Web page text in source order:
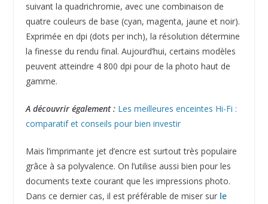
suivant la quadrichromie, avec une combinaison de
quatre couleurs de base (cyan, magenta, jaune et noir).
Exprimée en dpi (dots per inch), la résolution détermine
la finesse du rendu final. Aujourd’hui, certains modèles
peuvent atteindre 4 800 dpi pour de la photo haut de
gamme.
A découvrir également : Les meilleures enceintes Hi-Fi :
comparatif et conseils pour bien investir
Mais l’imprimante jet d’encre est surtout très populaire
grâce à sa polyvalence. On l’utilise aussi bien pour les
documents texte courant que les impressions photo.
Dans ce dernier cas, il est préférable de miser sur le